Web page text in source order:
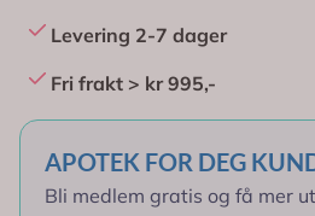
Levering 2-7 dager
Fri frakt > kr 995,-
APOTEK FOR DEG
Bli medlem gratis og få mer